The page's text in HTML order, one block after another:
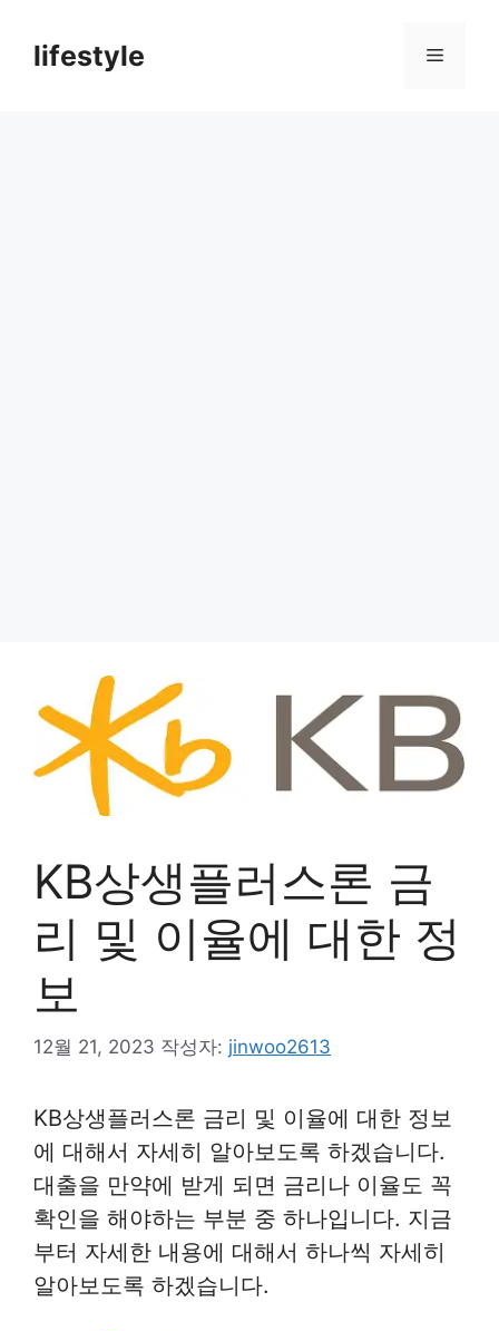
lifestyle 메
KB상생플러스론 금
리 및 이율에 대한 정
보
12월 21, 2023 작성자: jinwoo2613
KB상생플러스론 금리 및 이율에 대한 정보
에 대해서 자세히 알아보도록 하겠습니다.
대출을 만약에 받게 되면 금리나 이율도 꼭
확인을 해야하는 부분 중 하나입니다. 지금
부터 자세한 내용에 대해서 하나씩 자세히
알아보도록 하겠습니다.